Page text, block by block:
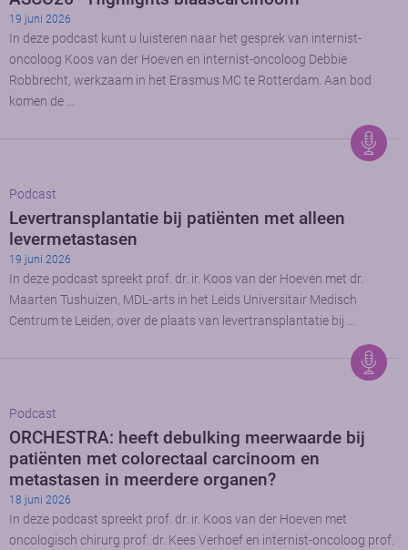
19 juni 2026
In deze podcast kunt u luisteren naar het gesprek van internist-
oncoloog Koos van der Hoeven en internist-oncoloog Debbie
Robbrecht, werkzaam in het Erasmus MC te Rotterdam. Aan bod
komen de …
Podcast
Levertransplantatie bij patiënten met alleen
levermetastasen
19 juni 2026
In deze podcast spreekt prof. dr. ir. Koos van der Hoeven met dr.
Maarten Tushuizen, MDL-arts in het Leids Universitair Medisch
Centrum te Leiden, over de plaats van levertransplantatie bij …
Podcast
ORCHESTRA: heeft debulking meerwaarde bij
patiënten met colorectaal carcinoom en
metastasen in meerdere organen?
18 juni 2026
In deze podcast spreekt prof. dr. ir. Koos van der Hoeven met
oncologisch chirurg prof. dr. Kees Verhoef en internist-oncoloog prof.